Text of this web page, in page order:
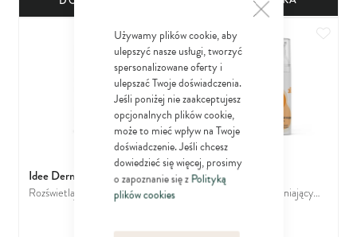
Używamy plików cookie, aby
ulepszyć nasze usługi, tworzyć
spersonalizowane oferty i
ulepszać Twoje doświadczenia.
Jeśli poniżej nie zaakceptujesz
opcjonalnych plików cookie,
może to mieć wpływ na Twoje
doświadczenie. Jeśli chcesz
dowiedzieć się więcej, prosimy
o zapoznanie się zPolityką
plików cookies
Idee Derm
Rozświetlający krem pod oczy z
cery, szczególnie tej
Dodaj do ulubionych
Idee Derm
Rozświetlająco-Ujędrniający
każdego typu cery w każdym